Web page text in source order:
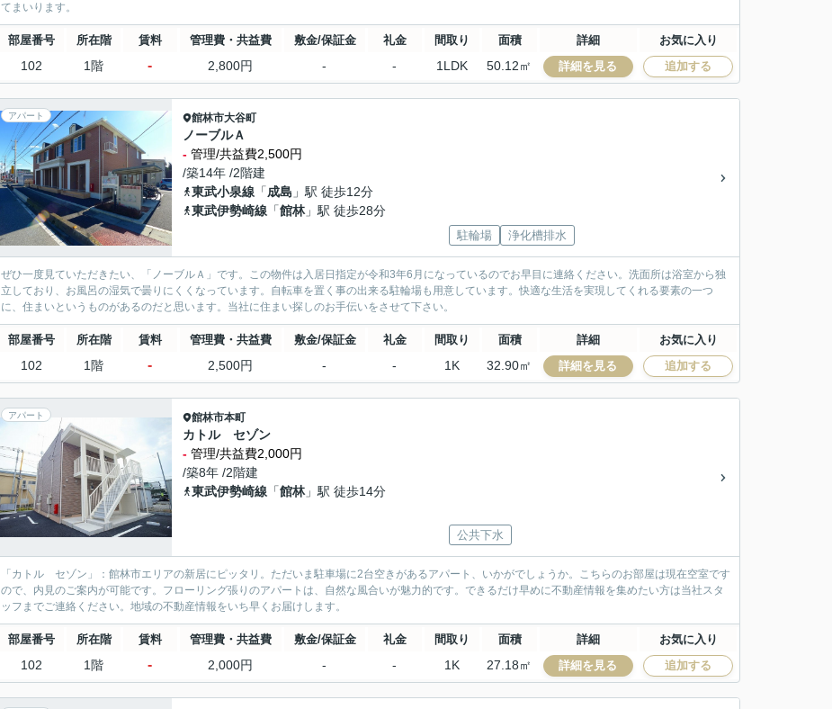
てまいります。
部屋番号 所在階 賃料 管理費・共益費 敷金/保証金 礼金 間取り 面積 詳細 お気に入り
102 1階 - 2,800円 - - 1LDK 50.12㎡ 詳細を見る 追加する
アパート 館林市大谷町
ノーブルＡ
- 管理/共益費2,500円
/築14年 /2階建
東武小泉線 「成島 」駅 徒歩12分
東武伊勢崎線 「館林」駅 徒歩28分
駐輪場 浄化槽排水
ぜひ一度見ていただきたい、「ノーブルＡ」です。この物件は入居日指定が令和3年6月になっているのでお早目に連絡ください。洗面所は浴室から独
立しており、お風呂の湿気で曇りにくくなっています。自転車を置く事の出来る駐輪場も用意しています。快適な生活を実現してくれる要素の一つ
に、住まいというものがあるのだと思います。当社に住まい探しのお手伝いをさせて下さい。
部屋番号 所在階 賃料 管理費・共益費 敷金/保証金 礼金 間取り 面積 詳細 お気に入り
102 1階 - 2,500円 - - 1K 32.90㎡ 詳細を見る 追加する
アパート 館林市本町
カトル セゾン
- 管理/共益費2,000円
/築8年 /2階建
東武伊勢崎線 「館林」駅 徒歩14分
公共下水
「カトル セゾン」：館林市エリアの新居にピッタリ。ただいま駐車場に2台空きがあるアパート、いかがでしょうか。こちらのお部屋は現在空室です
ので、内見のご案内が可能です。フローリング張りのアパートは、自然な風合いが魅力的です。できるだけ早めに不動産情報を集めたい方は当社スタ
ッフまでご連絡ください。地域の不動産情報をいち早くお届けします。
部屋番号 所在階 賃料 管理費・共益費 敷金/保証金 礼金 間取り 面積 詳細 お気に入り
102 1階 - 2,000円 - - 1K 27.18㎡ 詳細を見る 追加する